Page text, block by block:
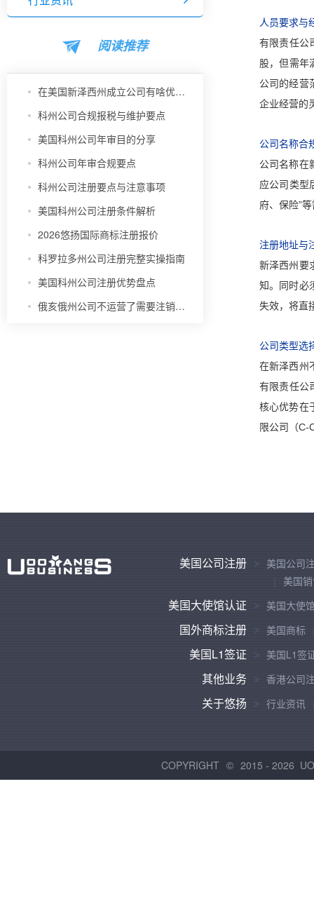
阅读推荐
在美国新泽西州成立公司有啥优势？
科州公司合规报税与维护要点
美国科州公司年审目的分享
科州公司年审合规要点
科州公司注册要点与注意事项
美国科州公司注册条件解析
2026悠扬国际商标注册报价
科罗拉多州公司注册完整实操指南
美国科州公司注册优势盘点
俄亥俄州公司不运营了需要注销吗？
人员要求与
有限责任公
股，但需年
公司的经营
企业经营的
公司名称合
公司名称在
应公司类型
府、保险”
注册地址与
新泽西州要
知。同时必
失效，将直
公司类型选
在新泽西州
有限责任公
核心优势在
限公司（C-
美国公司注册
美国公司
美国
美国大使馆认证 美国大使
国外商标注册 美国商标
美国L1签证 美国L1签
其他业务 香港公司
关于悠扬 行业资讯
COPYRIGHT © 2015 - 2026